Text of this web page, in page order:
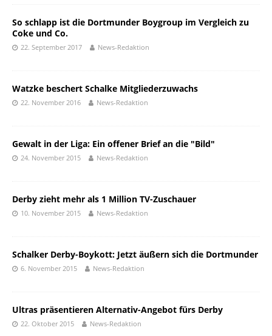
So schlapp ist die Dortmunder Boygroup im Vergleich zu
Coke und Co.
22. September 2017 News-Redaktion
Watzke beschert Schalke Mitgliederzuwachs
22. November 2016 News-Redaktion
Gewalt in der Liga: Ein offener Brief an die "Bild"
24. November 2015 News-Redaktion
Derby zieht mehr als 1 Million TV-Zuschauer
10. November 2015 News-Redaktion
Schalker Derby-Boykott: Jetzt äußern sich die Dortmunder
6. November 2015 News-Redaktion
Ultras präsentieren Alternativ-Angebot fürs Derby
22. Oktober 2015 News-Redaktion